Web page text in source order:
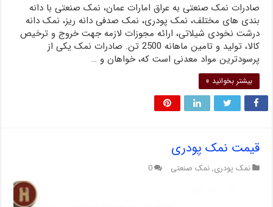
صادرات نمک صنعتی به عراق امارات عمان، نمک صنعتی با دانه
بندی های مختلف، نمک پودری، نمک صدفی دانه ریز، نمک دانه
درشت نخودی شیلاتی، ارائه مجوزات لازمه جهت خروج و ترخیص
کالا، تولید و تامین ماهانه 2500 تن. صادرات نمک یکی از
پرسودترین مواد معدنی است که، خواهان و …
بیشتر بخوانید »
قیمت نمک پودری
نمک پودری, نمک صنعتی 0